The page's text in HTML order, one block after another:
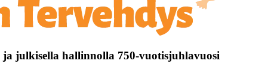
julkisella hallinnolla 750-vuotisjuhlavuosi